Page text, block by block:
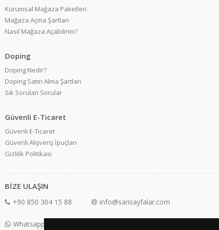
Kurumsal Mağaza Paketleri
Mağaza Açma Şartları
Nasıl Mağaza Açabilirim?
Doping
Doping Nedir?
Doping Satın Alma Şartları
Sık Sorulan Sorular
Güvenli E-Ticaret
Güvenli E-Ticaret
Güvenli Alışveriş İpuçları
Gizlilik Politikası
BİZE ULAŞIN
+90 850 304 15 88 info@sarisayfalar.com
Whatsapp Destek: +90 850 304 15 88